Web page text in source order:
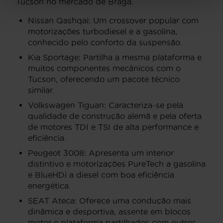
Nissan Qashqai: Um crossover popular com
motorizações turbodiesel e a gasolina,
conhecido pelo conforto da suspensão.
Kia Sportage: Partilha a mesma plataforma e
muitos componentes mecânicos com o
Tucson, oferecendo um pacote técnico
similar.
Volkswagen Tiguan: Caracteriza-se pela
qualidade de construção alemã e pela oferta
de motores TDI e TSI de alta performance e
eficiência.
Peugeot 3008: Apresenta um interior
distintivo e motorizações PureTech a gasolina
e BlueHDi a diesel com boa eficiência
energética.
SEAT Ateca: Oferece uma condução mais
dinâmica e desportiva, assente em blocos